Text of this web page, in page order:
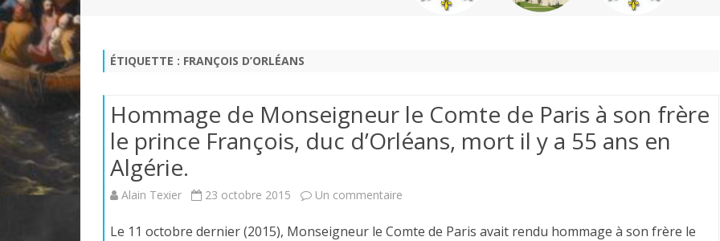
ÉTIQUETTE : FRANÇOIS D’ORLÉANS
Hommage de Monseigneur le Comte de Paris à son frère
le prince François, duc d’Orléans, mort il y a 55 ans en
Algérie.
Alain Texier 23 octobre 2015 Un commentaire
Le 11 octobre dernier (2015), Monseigneur le Comte de Paris avait rendu hommage à son frère le